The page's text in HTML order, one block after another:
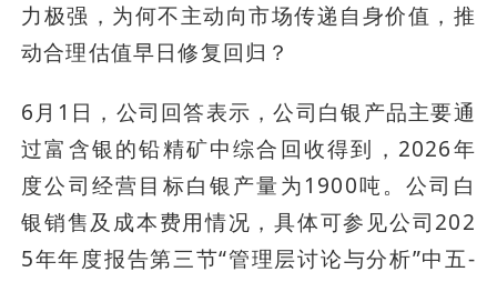
力极强，为何不主动向市场传递自身价值，推
动合理估值早日修复回归？
6月1日，公司回答表示，公司白银产品主要通
过富含银的铅精矿中综合回收得到，2026年
度公司经营目标白银产量为1900吨。公司白
银销售及成本费用情况，具体可参见公司202
5年年度报告第三节“管理层讨论与分析”中五-